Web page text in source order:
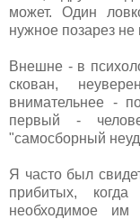
может. Один
нужное позарез не
Внешне - в
скован,
внимательнее -
первый -
"самосборный
Я часто был
прибитых,
необходимое им